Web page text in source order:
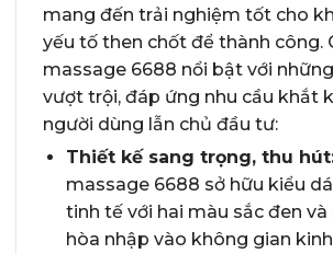
mang đến trải nghiệm tốt cho
yếu tố then chốt để thành công.
massage 6688 nổi bật với
vượt trội, đáp ứng nhu cầu khắt
người dùng lẫn chủ đầu tư:
Thiết kế sang trọng, thu
massage 6688 sở hữu kiểu
tinh tế với hai màu sắc đen và
hòa nhập vào không gian